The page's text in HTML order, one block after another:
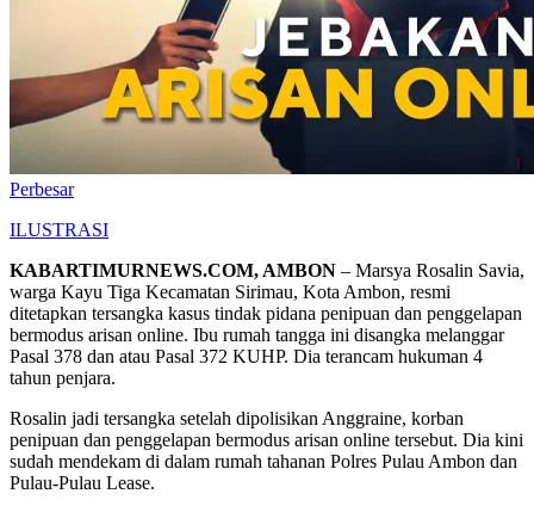
Perbesar
ILUSTRASI
KABARTIMURNEWS.COM, AMBON – Marsya Rosalin Savia,
warga Kayu Tiga Kecamatan Sirimau, Kota Ambon, resmi
ditetapkan tersangka kasus tindak pidana penipuan dan penggelapan
bermodus arisan online. Ibu rumah tangga ini disangka melanggar
Pasal 378 dan atau Pasal 372 KUHP. Dia terancam hukuman 4
tahun penjara.
Rosalin jadi tersangka setelah dipolisikan Anggraine, korban
penipuan dan penggelapan bermodus arisan online tersebut. Dia kini
sudah mendekam di dalam rumah tahanan Polres Pulau Ambon dan
Pulau-Pulau Lease.